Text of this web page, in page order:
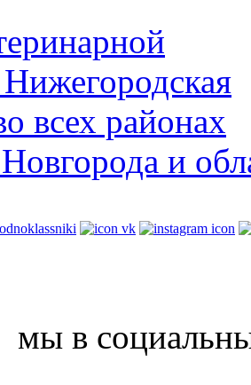
всех районах
и
мы в